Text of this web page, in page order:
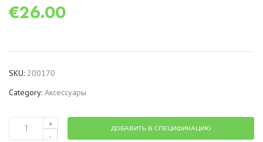
€26.00
SKU: 200170
Category: Аксессуары
200170
+
-
ДОБАВИТЬ В СПЕЦИФИКАЦИЮ